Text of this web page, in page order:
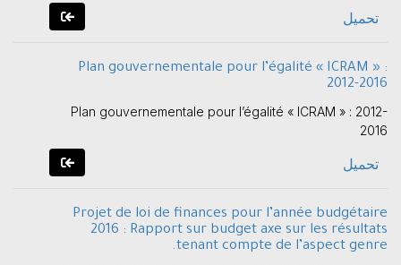
تحميل
Plan gouvernementale pour l’égalité « ICRAM » :
2012-2016
Plan gouvernementale pour l’égalité « ICRAM » : 2012-
2016
تحميل
Projet de loi de finances pour l’année budgétaire
2016 : Rapport sur budget axe sur les résultats
tenant compte de l’aspect genre.